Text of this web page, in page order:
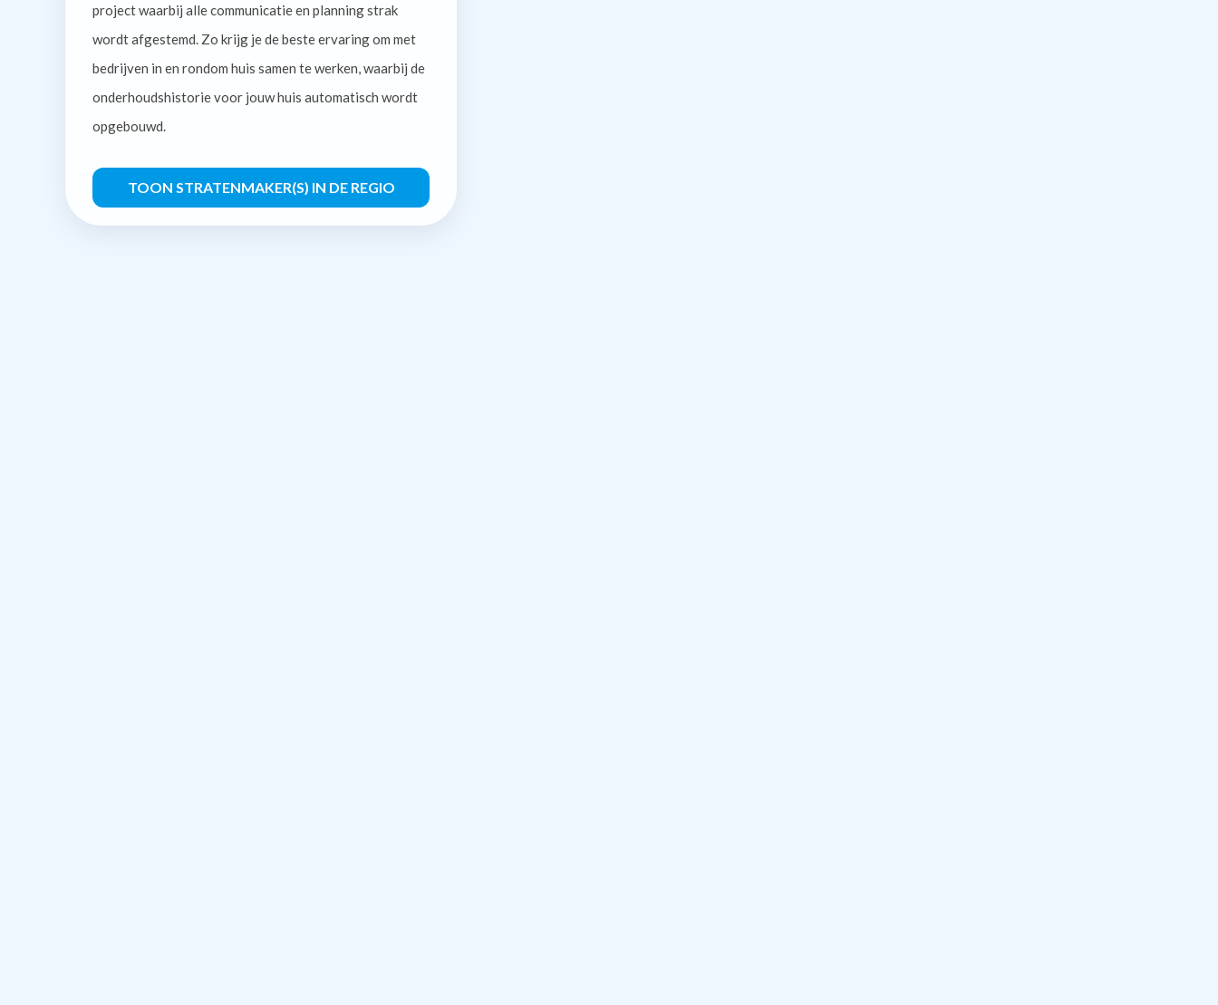
project waarbij alle communicatie en planning strak
wordt afgestemd. Zo krijg je de beste ervaring om met
bedrijven in en rondom huis samen te werken, waarbij de
onderhoudshistorie voor jouw huis automatisch wordt
opgebouwd.
TOON STRATENMAKER(S) IN DE REGIO